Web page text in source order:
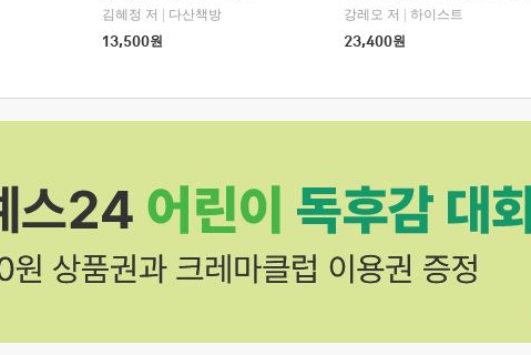
김혜정 저
다산책방
13,500원
강레오 저
하이스트
23,400원